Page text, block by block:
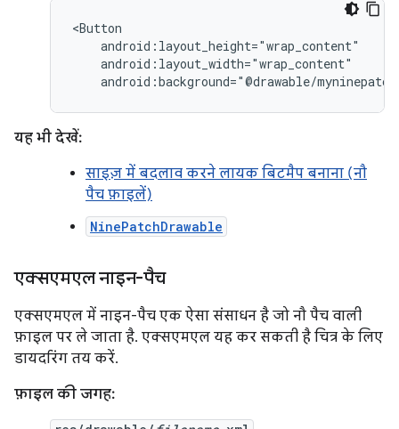
android:background="@drawable/
यह भी देखें:
साइज़ में बदलाव करने लायक बिटमैप बनाना (नौ
पैच फ़ाइलें)
NinePatchDrawable
एक्सएमएल नाइन-पैच
एक्सएमएल में नाइन-पैच एक ऐसा संसाधन है जो नौ पैच वाली
फ़ाइल पर ले जाता है. एक्सएमएल यह कर सकती है चित्र के लिए
डायदरिंग तय करें.
फ़ाइल की जगह: